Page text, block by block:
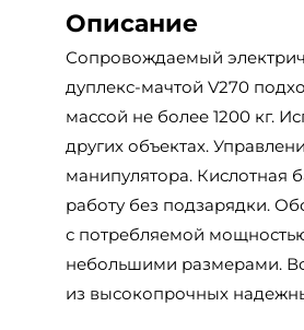
Описание
Сопровождаемый
дуплекс-мачтой V270
массой не более 1200 кг.
других объектах.
манипулятора. Кислотная
работу без подзарядки.
с потребляемой
небольшими размерами.
из высокопрочных